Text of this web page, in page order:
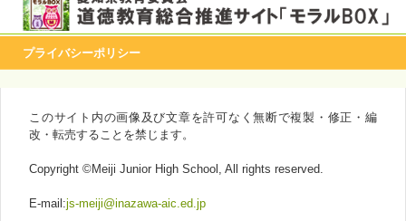
プライバシーポリシー
このサイト内の画像及び文章を許可なく無断で複製・修正・編
改・転売することを禁じます。
Copyright ©Meiji Junior High School, All rights reserved.
E-mail:js-meiji@inazawa-aic.ed.jp